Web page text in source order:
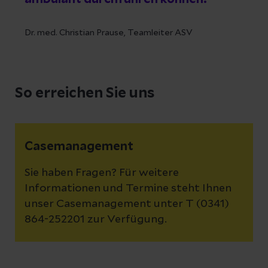
Neben den standardisierten
können auch spezielle diagnostische
Die Teammitglieder stimmen sich bei
und in jeder Phase einer
Krebserkrankung im Magen-Darm-
Bereich möglich.
Ein fachärztliches Team-Mitglied
klärt Sie über die Behandlung auf.
Dr. med. Christian Prause, Teamleiter ASV
So erreichen Sie uns
Casemanagement
Sie haben Fragen? Für weitere
Informationen und Termine steht Ihnen
unser Casemanagement unter T (0341)
864-252201 zur Verfügung.